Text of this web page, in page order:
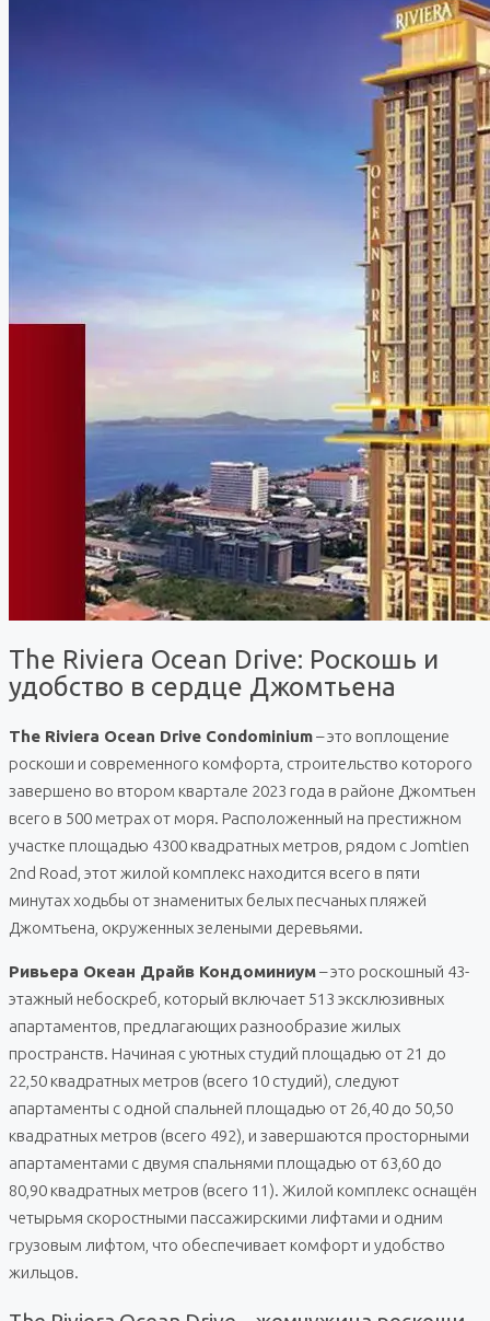
The Riviera Ocean Drive: Роскошь и
удобство в сердце Джомтьена
The Riviera Ocean Drive Condominium– это воплощение
роскоши и современного комфорта, строительство которого
завершено во втором квартале 2023 года в районе Джомтьен
всего в 500 метрах от моря. Расположенный на престижном
участке площадью 4300 квадратных метров, рядом с Jomtien
2nd Road, этот жилой комплекс находится всего в пяти
минутах ходьбы от знаменитых белых песчаных пляжей
Джомтьена, окруженных зелеными деревьями.
Ривьера Океан Драйв Кондоминиум– это роскошный 43-
этажный небоскреб, который включает 513 эксклюзивных
апартаментов, предлагающих разнообразие жилых
пространств. Начиная с уютных студий площадью от 21 до
22,50 квадратных метров (всего 10 студий), следуют
апартаменты с одной спальней площадью от 26,40 до 50,50
квадратных метров (всего 492), и завершаются просторными
апартаментами с двумя спальнями площадью от 63,60 до
80,90 квадратных метров (всего 11). Жилой комплекс оснащён
четырьмя скоростными пассажирскими лифтами и одним
грузовым лифтом, что обеспечивает комфорт и удобство
жильцов.